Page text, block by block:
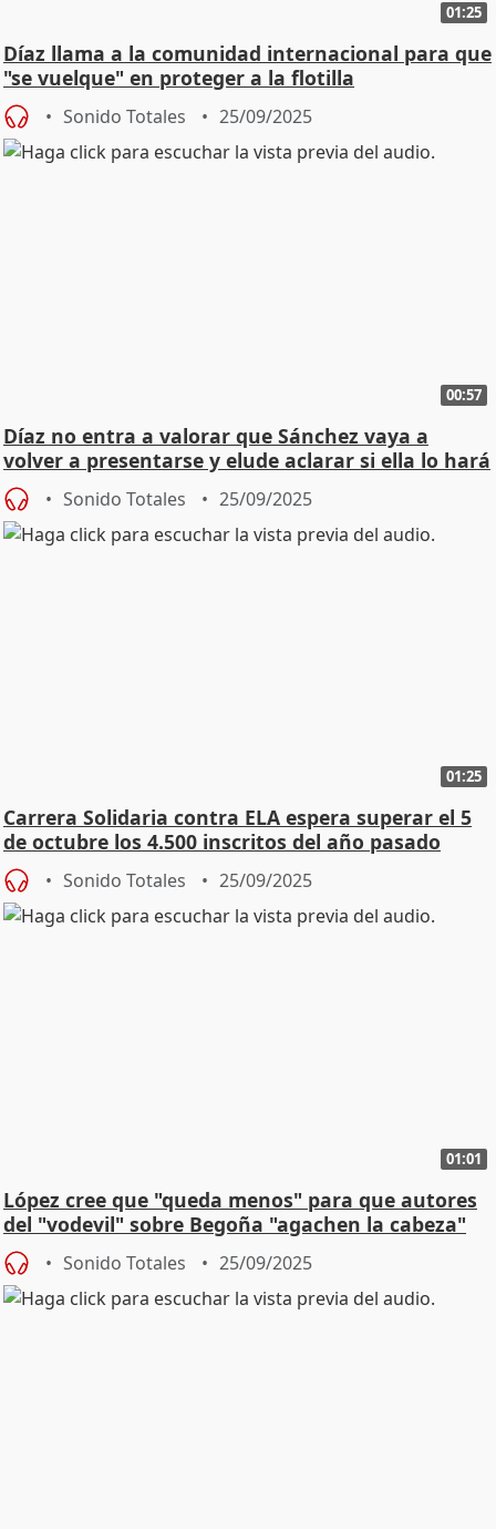
01:25
Díaz llama a la comunidad internacional para que
"se vuelque" en proteger a la flotilla
Sonido Totales 25/09/2025
00:57
Díaz no entra a valorar que Sánchez vaya a
volver a presentarse y elude aclarar si ella lo hará
Sonido Totales 25/09/2025
01:25
Carrera Solidaria contra ELA espera superar el 5
de octubre los 4.500 inscritos del año pasado
Sonido Totales 25/09/2025
01:01
López cree que "queda menos" para que autores
del "vodevil" sobre Begoña "agachen la cabeza"
Sonido Totales 25/09/2025